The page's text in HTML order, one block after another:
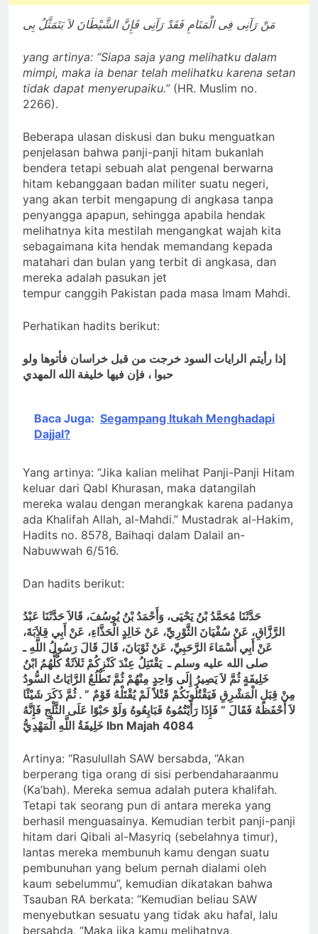
مَنْ رَآنِى فِى الْمَنَامِ فَقَدْ رَآنِى فَإِنَّ الشَّيْطَانَ لاَ يَتَمَثَّلُ بِى
yang artinya: “Siapa saja yang melihatku dalam
mimpi, maka ia benar telah melihatku karena setan
tidak dapat menyerupaiku.” (HR. Muslim no.
2266).
Beberapa ulasan diskusi dan buku menguatkan
penjelasan bahwa panji-panji hitam bukanlah
bendera tetapi sebuah alat pengenal berwarna
hitam kebanggaan badan militer suatu negeri,
yang akan terbit mengapung di angkasa tanpa
penyangga apapun, sehingga apabila hendak
melihatnya kita mestilah mengangkat wajah kita
sebagaimana kita hendak memandang kepada
matahari dan bulan yang terbit di angkasa, dan
mereka adalah pasukan jet
tempur canggih Pakistan pada masa Imam Mahdi.
Perhatikan hadits berikut:
إذا رأيتم الرايات السود خرجت من قبل خراسان فأتوها ولو
حبوا ، فإن فيها خليفة الله المهدي
Baca Juga: Segampang Itukah Menghadapi
Dajjal?
Yang artinya: “Jika kalian melihat Panji-Panji Hitam
keluar dari Qabl Khurasan, maka datangilah
mereka walau dengan merangkak karena padanya
ada Khalifah Allah, al-Mahdi.” Mustadrak al-Hakim,
Hadits no. 8578, Baihaqi dalam Dalail an-
Nabuwwah 6/516.
Dan hadits berikut:
حَدَّثَنَا مُحَمَّدُ بْنُ يَحْيَى، وَأَحْمَدُ بْنُ يُوسُفَ، قَالاَ حَدَّثَنَا عَبْدُ
الرَّزَّاقِ، عَنْ سُفْيَانَ الثَّوْرِيِّ، عَنْ خَالِدٍ الْحَذَّاءِ، عَنْ أَبِي قِلاَبَةَ،
عَنْ أَبِي أَسْمَاءَ الرَّحَبِيِّ، عَنْ ثَوْبَانَ، قَالَ قَالَ رَسُولُ اللَّهِ ـ
صلى الله عليه وسلم ـ ‏ يَقْتَتِلُ عِنْدَ كَنْزِكُمْ ثَلاَثَةٌ كُلُّهُمُ ابْنُ
خَلِيفَةٍ ثُمَّ لاَ يَصِيرُ إِلَى وَاحِدٍ مِنْهُمْ ثُمَّ تَطْلُعُ الرَّايَاتُ السُّودُ
مِنْ قِبَلِ الْمَشْرِقِ فَيَقْتُلُونَكُمْ قَتْلاً لَمْ يُقْتَلْهُ قَوْمٌ ‏”‏ ‏.‏ ثُمَّ ذَكَرَ شَيْئًا
لاَ أَحْفَظُهُ فَقَالَ ‏”‏ فَإِذَا رَأَيْتُمُوهُ فَبَايِعُوهُ وَلَوْ حَبْوًا عَلَى الثَّلْجِ فَإِنَّهُ
خَلِيفَةُ اللَّهِ الْمَهْدِيُّ Ibn Majah 4084
Artinya: “Rasulullah SAW bersabda, “Akan
berperang tiga orang di sisi perbendaharaanmu
(Ka’bah). Mereka semua adalah putera khalifah.
Tetapi tak seorang pun di antara mereka yang
berhasil menguasainya. Kemudian terbit panji-panji
hitam dari Qibali al-Masyriq (sebelahnya timur),
lantas mereka membunuh kamu dengan suatu
pembunuhan yang belum pernah dialami oleh
kaum sebelummu”, kemudian dikatakan bahwa
Tsauban RA berkata: “Kemudian beliau SAW
menyebutkan sesuatu yang tidak aku hafal, lalu
bersabda, “Maka jika kamu melihatnya,